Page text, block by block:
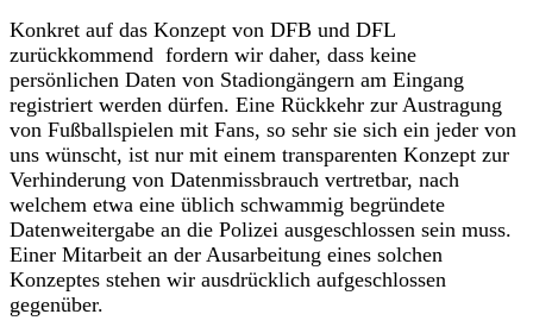
Konkret auf das Konzept von DFB und DFL
zurückkommend fordern wir daher, dass keine
persönlichen Daten von Stadiongängern am Eingang
registriert werden dürfen. Eine Rückkehr zur Austragung
von Fußballspielen mit Fans, so sehr sie sich ein jeder von
uns wünscht, ist nur mit einem transparenten Konzept zur
Verhinderung von Datenmissbrauch vertretbar, nach
welchem etwa eine üblich schwammig begründete
Datenweitergabe an die Polizei ausgeschlossen sein muss.
Einer Mitarbeit an der Ausarbeitung eines solchen
Konzeptes stehen wir ausdrücklich aufgeschlossen
gegenüber.